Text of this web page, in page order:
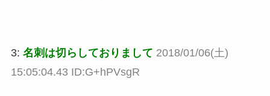
3: 名刺は切らしておりまして 2018/01/06(土)
15:05:04.43 ID:G+hPVsgR